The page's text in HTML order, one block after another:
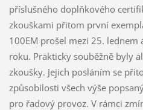
příslušného doplňkového
zkouškami přitom první
100EM prošel mezi 25.
roku. Prakticky souběžně byly
zkoušky. Jejich posláním se
způsobilosti všech výše
pro řadový provoz. V rámci